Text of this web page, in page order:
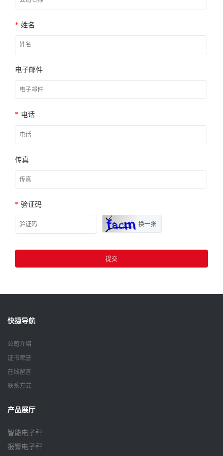
* 姓名
电子邮件
* 电话
传真
* 验证码
换一张
提交
快捷导航
公司介绍
证书荣誉
在线留言
联系方式
产品展厅
智能电子秤
报警电子秤